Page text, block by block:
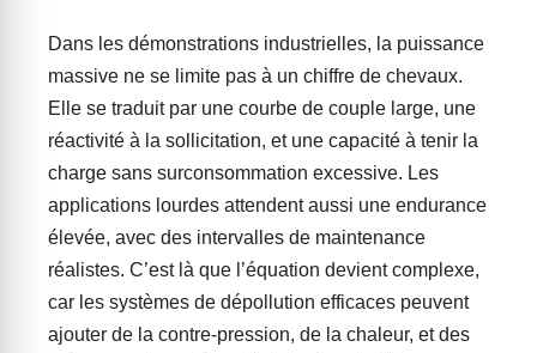
Dans les démonstrations industrielles, la puissance
massive ne se limite pas à un chiffre de chevaux.
Elle se traduit par une courbe de couple large, une
réactivité à la sollicitation, et une capacité à tenir la
charge sans surconsommation excessive. Les
applications lourdes attendent aussi une endurance
élevée, avec des intervalles de maintenance
réalistes. C’est là que l’équation devient complexe,
car les systèmes de dépollution efficaces peuvent
ajouter de la contre-pression, de la chaleur, et des